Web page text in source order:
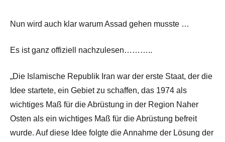
Nun wird auch klar warum Assad gehen musste …
Es ist ganz offiziell nachzulesen………..
„Die Islamische Republik Iran war der erste Staat, der die
Idee startete, ein Gebiet zu schaffen, das 1974 als
wichtiges Maß für die Abrüstung in der Region Naher
Osten als ein wichtiges Maß für die Abrüstung befreit
wurde. Auf diese Idee folgte die Annahme der Lösung der